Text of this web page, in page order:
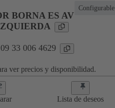
Configurable
BORNA ES AV
33 006 4629
ver precios y disponibilidad.
Lista de deseos